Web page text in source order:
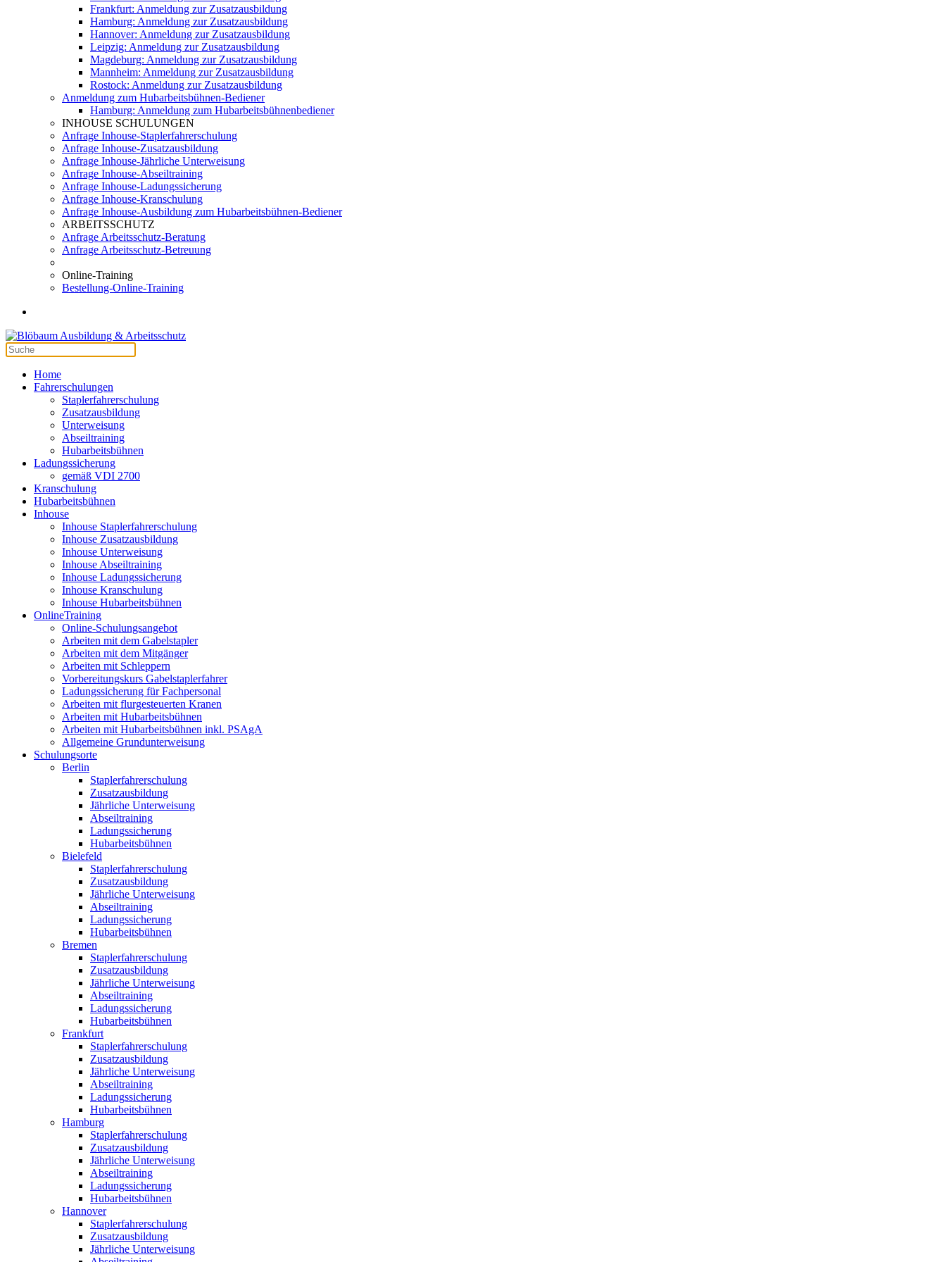
Frankfurt: Anmeldung zur Zusatzausbildung
Hamburg: Anmeldung zur Zusatzausbildung
Hannover: Anmeldung zur Zusatzausbildung
Leipzig: Anmeldung zur Zusatzausbildung
Magdeburg: Anmeldung zur Zusatzausbildung
Mannheim: Anmeldung zur Zusatzausbildung
Rostock: Anmeldung zur Zusatzausbildung
Anmeldung zum Hubarbeitsbühnen-Bediener
Hamburg: Anmeldung zum Hubarbeitsbühnenbediener
INHOUSE SCHULUNGEN
Anfrage Inhouse-Staplerfahrerschulung
Anfrage Inhouse-Zusatzausbildung
Anfrage Inhouse-Jährliche Unterweisung
Anfrage Inhouse-Abseiltraining
Anfrage Inhouse-Ladungssicherung
Anfrage Inhouse-Kranschulung
Anfrage Inhouse-Ausbildung zum Hubarbeitsbühnen-Bediener
ARBEITSSCHUTZ
Anfrage Arbeitsschutz-Beratung
Anfrage Arbeitsschutz-Betreuung
Online-Training
Bestellung-Online-Training
Home
Fahrerschulungen
Staplerfahrerschulung
Zusatzausbildung
Unterweisung
Abseiltraining
Hubarbeitsbühnen
Ladungssicherung
gemäß VDI 2700
Kranschulung
Hubarbeitsbühnen
Inhouse
Inhouse Staplerfahrerschulung
Inhouse Zusatzausbildung
Inhouse Unterweisung
Inhouse Abseiltraining
Inhouse Ladungssicherung
Inhouse Kranschulung
Inhouse Hubarbeitsbühnen
OnlineTraining
Online-Schulungsangebot
Arbeiten mit dem Gabelstapler
Arbeiten mit dem Mitgänger
Arbeiten mit Schleppern
Vorbereitungskurs Gabelstaplerfahrer
Ladungssicherung für Fachpersonal
Arbeiten mit flurgesteuerten Kranen
Arbeiten mit Hubarbeitsbühnen
Arbeiten mit Hubarbeitsbühnen inkl. PSAgA
Allgemeine Grundunterweisung
Schulungsorte
Berlin
Staplerfahrerschulung
Zusatzausbildung
Jährliche Unterweisung
Abseiltraining
Ladungssicherung
Hubarbeitsbühnen
Bielefeld
Staplerfahrerschulung
Zusatzausbildung
Jährliche Unterweisung
Abseiltraining
Ladungssicherung
Hubarbeitsbühnen
Bremen
Staplerfahrerschulung
Zusatzausbildung
Jährliche Unterweisung
Abseiltraining
Ladungssicherung
Hubarbeitsbühnen
Frankfurt
Staplerfahrerschulung
Zusatzausbildung
Jährliche Unterweisung
Abseiltraining
Ladungssicherung
Hubarbeitsbühnen
Hamburg
Staplerfahrerschulung
Zusatzausbildung
Jährliche Unterweisung
Abseiltraining
Ladungssicherung
Hubarbeitsbühnen
Hannover
Staplerfahrerschulung
Zusatzausbildung
Jährliche Unterweisung